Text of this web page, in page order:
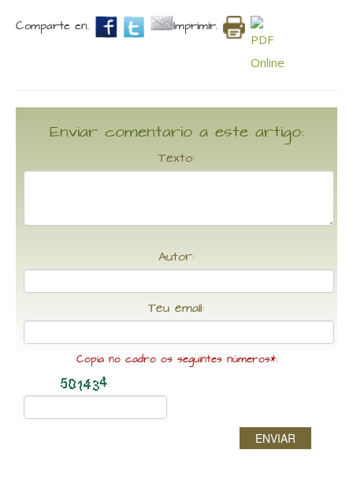
Comparte en. Imprimir.
Enviar comentario a este artigo:
Texto:
Autor:
Teu email:
Copia no cadro os seguintes números*:
ENVIAR